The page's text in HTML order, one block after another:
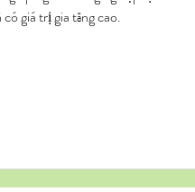
giá trị gia tăng cao.